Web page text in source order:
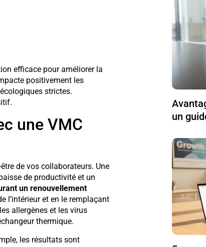
efficace pour améliorer la
positivement les
strictes.
une VMC
de vos collaborateurs. Une
de productivité et un
un renouvellement
l’intérieur et en le remplaçant
allergènes et les virus
thermique.
les résultats sont
un